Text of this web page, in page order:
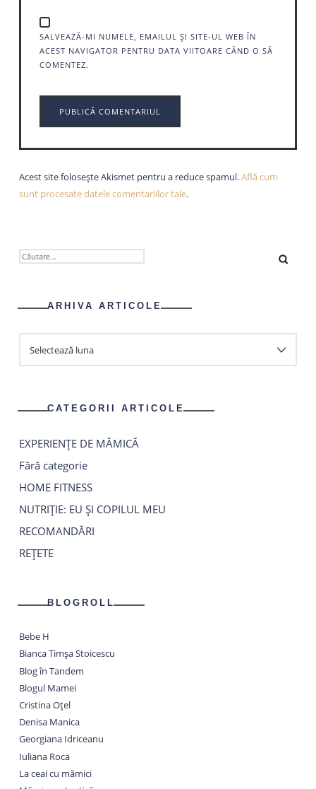
SALVEAZĂ-MI NUMELE, EMAILUL ȘI SITE-UL WEB ÎN
ACEST NAVIGATOR PENTRU DATA VIITOARE CÂND O SĂ
COMENTEZ.
Acest site folosește Akismet pentru a reduce spamul.Află cum
sunt procesate datele comentariilor tale.
CAUTĂ
DUPĂ:
ARHIVA ARTICOLE
ARTICOLE
CATEGORII ARTICOLE
EXPERIENȚE DE MĂMICĂ
Fără categorie
HOME FITNESS
NUTRIȚIE: EU ȘI COPILUL MEU
RECOMANDĂRI
REȚETE
BLOGROLL
Bebe H
Bianca Timșa Stoicescu
Blog în Tandem
Blogul Mamei
Cristina Oțel
Denisa Manica
Georgiana Idriceanu
Iuliana Roca
La ceai cu mămici